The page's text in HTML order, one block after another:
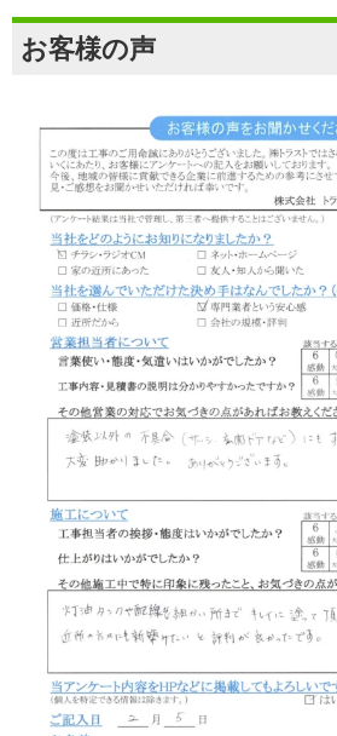
お客様の声